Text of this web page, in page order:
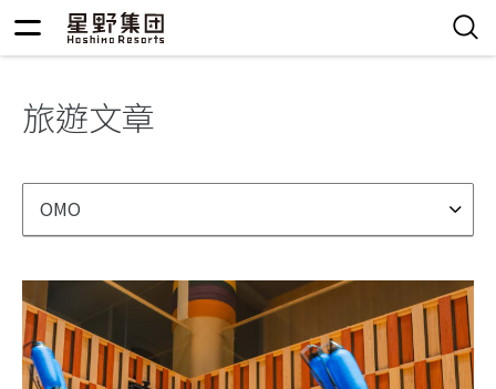
旅遊文章
OMO